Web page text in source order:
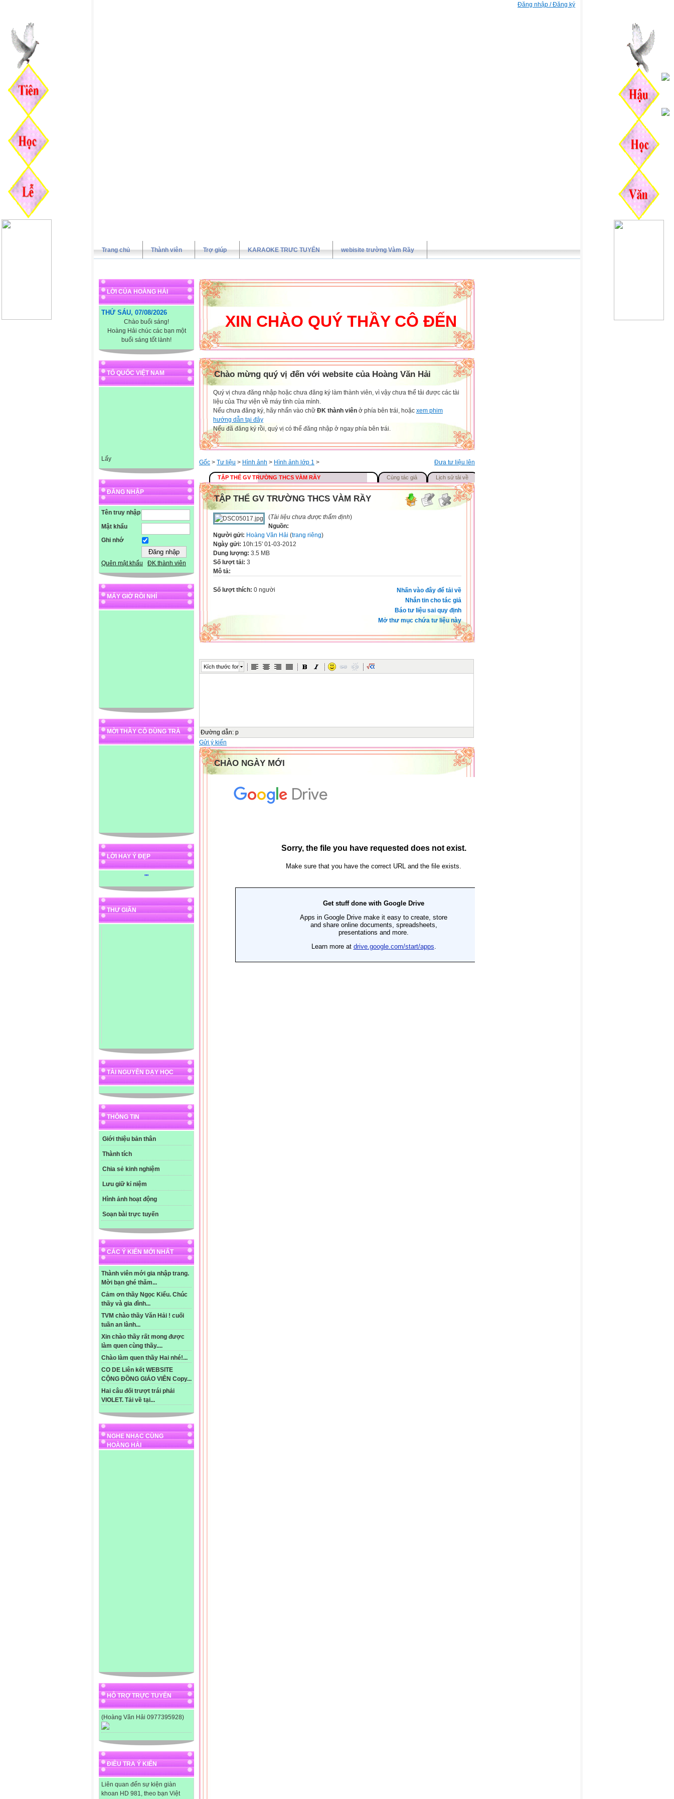
Đăng nhập / Đăng ký
Trang chủ Thành viên Trợ giúp KARAOKE TRƯC TUYẾN webisite trường Vàm Rầy
LỜI CỦA HOÀNG HẢI
THỨ SÁU, 07/08/2026
Chào buổi sáng!
Hoàng Hải chúc các bạn một
buổi sáng tốt lành!
TỔ QUỐC VIỆT NAM
Lấy
ĐĂNG NHẬP
Tên truy nhập
Mật khẩu
Ghi nhớ
Quên mật khẩu ĐK thành viên
MẤY GIỜ RỒI NHỈ
MỜI THẦY CÔ DÙNG TRÀ
LỜI HAY Ý ĐẸP
""
THƯ GIÃN
TÀI NGUYÊN DẠY HỌC
THÔNG TIN
Giới thiệu bản thân
Thành tích
Chia sẻ kinh nghiệm
Lưu giữ kỉ niệm
Hình ảnh hoạt động
Soạn bài trực tuyến
CÁC Ý KIẾN MỚI NHẤT
Thành viên mới gia nhập trang.
Mời bạn ghé thăm...
Cảm ơn thầy Ngọc Kiểu. Chúc
thầy và gia đình...
TVM chào thầy Văn Hải ! cuối
tuần an lành...
Xin chào thầy rất mong được
làm quen cùng thầy....
Chào làm quen thầy Hai nhé!...
CO DE Liên kết WEBSITE
CỘNG ĐỒNG GIÁO VIÊN Copy...
Hai câu đối trượt trái phải
VIOLET. Tải về tại...
NGHE NHẠC CÙNG
HOÀNG HẢI
HỖ TRỢ TRỰC TUYẾN
(Hoàng Văn Hải 0977395928)
ĐIỀU TRA Ý KIẾN
Liên quan đến sự kiện giàn
khoan HD 981, theo bạn Việt
XIN CHÀO QUÝ THẦY CÔ ĐẾN VỚI WEBSITE CỦA HOÀNG HẢI
Chào mừng quý vị đến với website của Hoàng Văn Hải
Quý vị chưa đăng nhập hoặc chưa đăng ký làm thành viên, vì vậy chưa thể tải được các tài
liệu của Thư viện về máy tính của mình.
Nếu chưa đăng ký, hãy nhấn vào chữ ĐK thành viên ở phía bên trái, hoặc xem phim
hướng dẫn tại đây
Nếu đã đăng ký rồi, quý vị có thể đăng nhập ở ngay phía bên trái.
Đưa tư liệu lên
Gốc > Tư liệu > Hình ảnh > Hình ảnh lớp 1 >
TẬP THỂ GV TRƯỜNG THCS VÀM RẦY Cùng tác giả Lịch sử tải về
TẬP THỂ GV TRƯỜNG THCS VÀM RẦY
(Tài liệu chưa được thẩm định)
Nguồn:
Người gửi: Hoàng Văn Hải (trang riêng)
Ngày gửi: 10h:15' 01-03-2012
Dung lượng: 3.5 MB
Số lượt tải: 3
Mô tả:
Nhấn vào đây để tải về
Nhắn tin cho tác giả
Báo tư liệu sai quy định
Mở thư mục chứa tư liệu này
Số lượt thích: 0 người
Kích thước font
Đường dẫn: p
Gửi ý kiến
CHÀO NGÀY MỚI